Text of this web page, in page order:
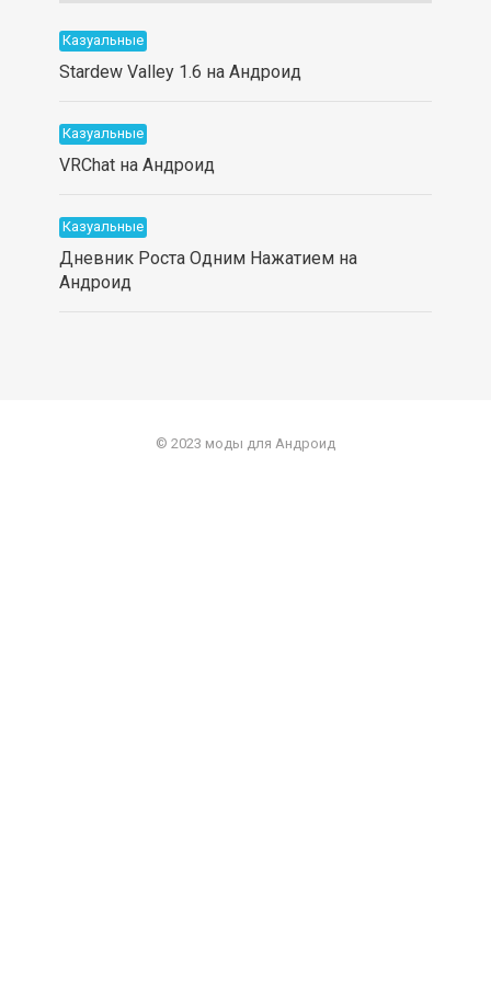
Казуальные
Stardew Valley 1.6 на Андроид
Казуальные
VRChat на Андроид
Казуальные
Дневник Роста Одним Нажатием на
Андроид
© 2023 моды для Андроид